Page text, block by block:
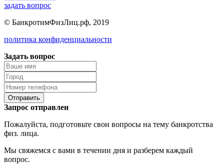
задать вопрос
© БанкротимФизЛиц.рф, 2019
политика конфиденциальности
Задать вопрос
Отправить
Запрос отправлен
Пожалуйста, подготовьте свои вопросы на тему банкротства
физ. лица.
Мы свяжемся с вами в течении дня и разберем каждый
вопрос.